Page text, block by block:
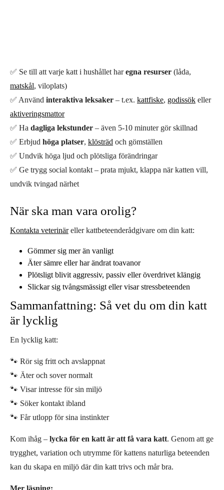
✅ Se till att varje katt i hushållet haregna resurser (låda,
matskål, viloplats)
✅ Använd interaktiva leksaker – t.ex. kattfiske, godissök eller
aktiveringsmattor
✅ Ha dagliga lekstunder – även 5-10 minuter gör skillnad
✅ Erbjud höga platser, klösträd och gömställen
✅ Undvik höga ljud och plötsliga förändringar
✅ Ge trygg social kontakt – prata mjukt, klappa när katten vill,
undvik tvingad närhet
När ska man vara orolig?
Kontakta veterinäreller kattbeteenderådgivare om din katt:
Gömmer sig mer än vanligt
Äter sämre eller har ändrat toavanor
Plötsligt blivit aggressiv, passiv eller överdrivet klängig
Slickar sig tvångsmässigt eller visar stressbeteenden
Sammanfattning: Så vet du om din katt
är lycklig
En lycklig katt:
🐾 Rör sig fritt och avslappnat
🐾 Äter och sover normalt
🐾 Visar intresse för sin miljö
🐾 Söker kontakt ibland
🐾 Får utlopp för sina instinkter
Kom ihåg – lycka för en katt är att få vara katt. Genom att ge
trygghet, variation och utrymme för kattens naturliga beteenden
kan du skapa en miljö där din katt trivs och mår bra.
Mer läsning: